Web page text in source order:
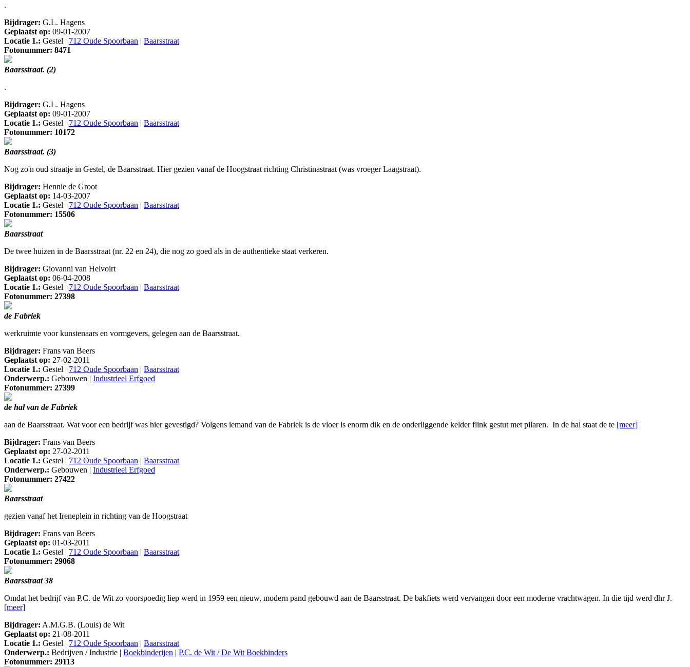
.
Bijdrager: G.L. Hagens
Geplaatst op: 09-01-2007
Locatie 1.: Gestel | 712 Oude Spoorbaan | Baarsstraat
Fotonummer: 8471
Baarsstraat. (2)
.
Bijdrager: G.L. Hagens
Geplaatst op: 09-01-2007
Locatie 1.: Gestel | 712 Oude Spoorbaan | Baarsstraat
Fotonummer: 10172
Baarsstraat. (3)
Nog zo'n oud straatje in Gestel, de Baarsstraat. Hier gezien vanaf de Hoogstraat richting Christinastraat (was vroeger Laagstraat).
Bijdrager: Hennie de Groot
Geplaatst op: 14-03-2007
Locatie 1.: Gestel | 712 Oude Spoorbaan | Baarsstraat
Fotonummer: 15506
Baarsstraat
De twee huizen in de Baarsstraat (nr. 22 en 24), die nog zo goed als in de authentieke staat verkeren.
Bijdrager: Giovanni van Helvoirt
Geplaatst op: 06-04-2008
Locatie 1.: Gestel | 712 Oude Spoorbaan | Baarsstraat
Fotonummer: 27398
de Fabriek
werkruimte voor kunstenaars en vormgevers, gelegen aan de Baarsstraat.
Bijdrager: Frans van Beers
Geplaatst op: 27-02-2011
Locatie 1.: Gestel | 712 Oude Spoorbaan | Baarsstraat
Onderwerp.: Gebouwen | Industrieel Erfgoed
Fotonummer: 27399
de hal van de Fabriek
aan de Baarsstraat. Wat voor een bedrijf was hier gevestigd? Volgens iemand van de Fabriek is de vloer is enorm dik en de onderliggende kelder flink gestut met pilaren. In de hal staat de te [meer]
Bijdrager: Frans van Beers
Geplaatst op: 27-02-2011
Locatie 1.: Gestel | 712 Oude Spoorbaan | Baarsstraat
Onderwerp.: Gebouwen | Industrieel Erfgoed
Fotonummer: 27422
Baarsstraat
gezien vanaf het Ireneplein in richting van de Hoogstraat
Bijdrager: Frans van Beers
Geplaatst op: 01-03-2011
Locatie 1.: Gestel | 712 Oude Spoorbaan | Baarsstraat
Fotonummer: 29068
Baarsstraat 38
Omdat het bedrijf van P.C. de Wit zo voorspoedig liep werd in 1959 een nieuw, modern pand gebouwd aan de Baarsstraat. De bakfiets werd vervangen door een moderne vrachtwagen. In die tijd werd dhr J.
[meer]
Bijdrager: A.M.G.B. (Louis) de Wit
Geplaatst op: 21-08-2011
Locatie 1.: Gestel | 712 Oude Spoorbaan | Baarsstraat
Onderwerp.: Bedrijven / Industrie | Boekbinderijen | P.C. de Wit / De Wit Boekbinders
Fotonummer: 29113